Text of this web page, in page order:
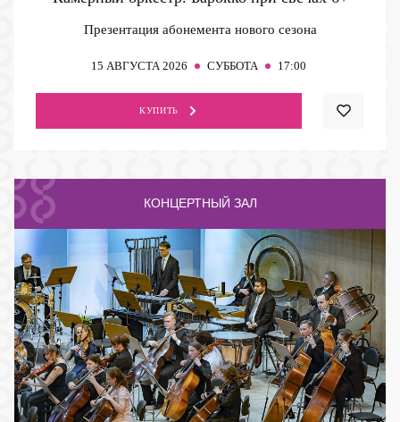
Презентация абонемента нового сезона
15 АВГУСТА 2026 СУББОТА 17:00
КУПИТЬ
КОНЦЕРТНЫЙ ЗАЛ